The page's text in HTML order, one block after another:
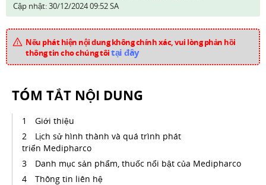
Cập nhật:30/12/2024 09:52 SA
Nếu phát hiện nội dung không chính xác, vui lòng phản hồi
thông tin cho chúng tôitại đây
TÓM TẮT NỘI DUNG
Giới thiệu
Lịch sử hình thành và quá trình phát
triển Medipharco
Danh mục sản phẩm, thuốc nổi bật của Medipharco
Thông tin liên hệ